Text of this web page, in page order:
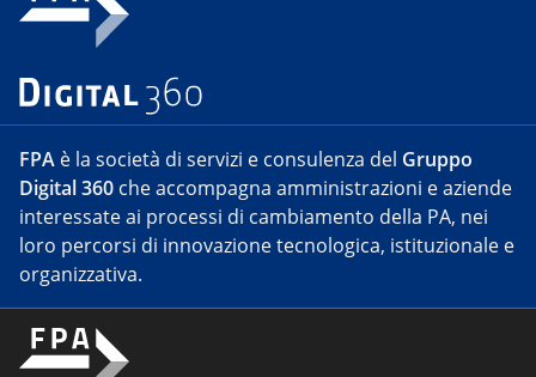
FPA è la società di servizi e consulenza del Gruppo
Digital 360 che accompagna amministrazioni e aziende
interessate ai processi di cambiamento della PA, nei
loro percorsi di innovazione tecnologica, istituzionale e
organizzativa.